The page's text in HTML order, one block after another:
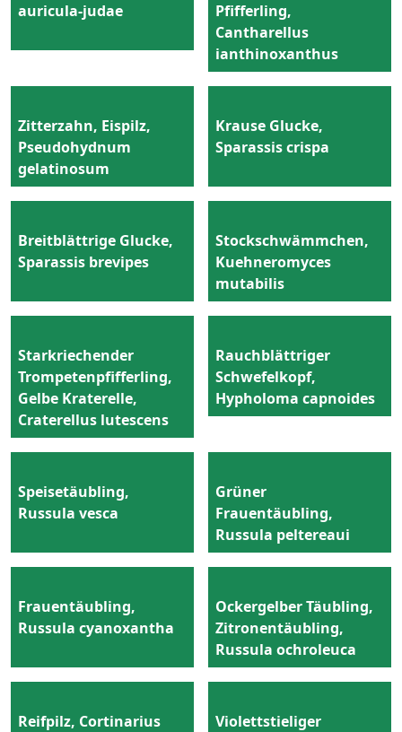
auricula-judae
Pfifferling,
Cantharellus
ianthinoxanthus
Zitterzahn, Eispilz,
Pseudohydnum
gelatinosum
Krause Glucke,
Sparassis crispa
Breitblättrige Glucke,
Sparassis brevipes
Stockschwämmchen,
Kuehneromyces
mutabilis
Starkriechender
Trompetenpfifferling,
Gelbe Kraterelle,
Craterellus lutescens
Rauchblättriger
Schwefelkopf,
Hypholoma capnoides
Speisetäubling,
Russula vesca
Grüner
Frauentäubling,
Russula peltereaui
Frauentäubling,
Russula cyanoxantha
Ockergelber Täubling,
Zitronentäubling,
Russula ochroleuca
Reifpilz, Cortinarius
Violettstieliger